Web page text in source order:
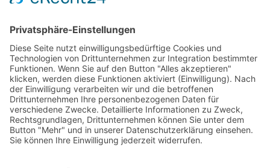
Datenschutz
Cookie-Einstellungen
BDS News – immer aktuell
Melden Sie sich zu unseremNewsletteran und
verpassen Sie keine aktuellen Tipps mehr rund um
unsere Aktionen, wie z. B. verkaufsoffene Sonntage,
After-Work-Parties und das aktuelle Unternehmer-
Geschehen in Gerlingen!